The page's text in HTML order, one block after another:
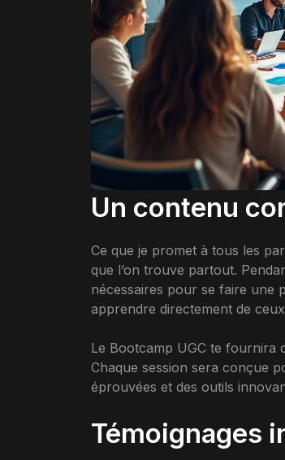
Un contenu
Ce que je promet à tous les
que l’on trouve partout.
nécessaires pour se faire une
apprendre directement de
Le Bootcamp UGC te fournira
Chaque session sera conçue
éprouvées et des outils
Témoignages